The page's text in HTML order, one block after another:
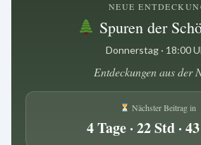
NEUE
Spuren der
Donnerstag · 18:00
Entdeckungen aus der
Nächster Beitrag in
4 Tage · 22 Std ·